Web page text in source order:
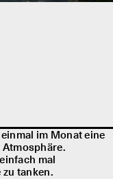
im Monat eine
Atmosphäre.
mal
tanken.